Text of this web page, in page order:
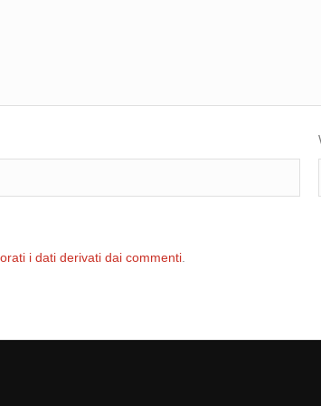
i dati derivati dai commenti